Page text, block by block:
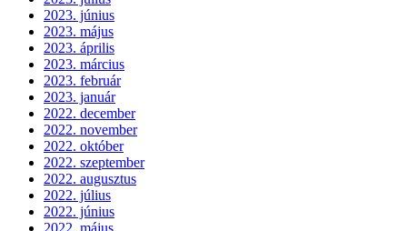
2023. június
2023. május
2023. április
2023. március
2023. február
2023. január
2022. december
2022. november
2022. október
2022. szeptember
2022. augusztus
2022. július
2022. június
2022. május